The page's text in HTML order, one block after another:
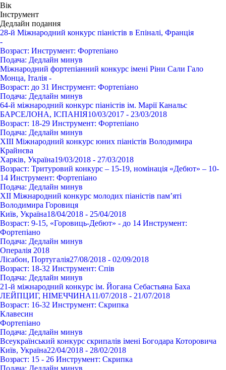
Вік
Інструмент
Дедлайн подання
28-й Міжнародний конкурс піаністів в Епіналі, Франція
-
Возраст: Инструмент: Фортепіано
Подача: Дедлайн минув
Міжнародний фортепіанний конкурс імені Ріни Сали Гало
Монца, Італія -
Возраст: до 31 Инструмент: Фортепіано
Подача: Дедлайн минув
64-й міжнародний конкурс піаністів ім. Марії Канальс
БАРСЕЛОНА, ІСПАНІЯ10/03/2017 - 23/03/2018
Возраст: 18-29 Инструмент: Фортепіано
Подача: Дедлайн минув
ХIII Міжнародний конкурс юних піаністів Володимира
Крайнєва
Харків, Україна19/03/2018 - 27/03/2018
Возраст: Тритуровий конкурс – 15-19, номінація «Дебют» – 10-
14 Инструмент: Фортепіано
Подача: Дедлайн минув
XII Міжнародний конкурс молодих піаністів пам’яті
Володимира Горовиця
Київ, Україна18/04/2018 - 25/04/2018
Возраст: 9-15, «Горовиць-Дебют» - до 14 Инструмент:
Фортепіано
Подача: Дедлайн минув
Опералія 2018
Лісабон, Португалія27/08/2018 - 02/09/2018
Возраст: 18-32 Инструмент: Спів
Подача: Дедлайн минув
21-й міжнародний конкурс ім. Йогана Себастьяна Баха
ЛЕЙПЦИГ, НІМЕЧЧИНА11/07/2018 - 21/07/2018
Возраст: 16-32 Инструмент: Cкрипка
Клавесин
Фортепіано
Подача: Дедлайн минув
Всеукраїнський конкурс скрипалів імені Богодара Которовича
Київ, Україна22/04/2018 - 28/02/2018
Возраст: 15 - 26 Инструмент: Cкрипка
Подача: Дедлайн минув